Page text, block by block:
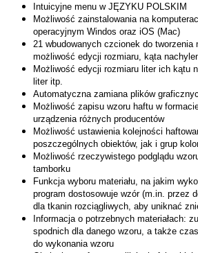
Intuicyjne menu w JĘZYKU POLSKIM
Możliwość zainstalowania na
operacyjnym Windos oraz iOS (Mac)
21 wbudowanych czcionek do tworzenia
możliwość edycji rozmiaru, kąta
Możliwość edycji rozmiaru liter ich kątu
liter itp.
Automatyczna zamiana plików
Możliwość zapisu wzoru haftu w
urządzenia różnych producentów
Możliwość ustawienia kolejności
poszczególnych obiektów, jak i grup
Możliwość rzeczywistego podglądu
tamborku
Funkcja wyboru materiału, na jakim
program dostosowuje wzór (m.in. przez
dla tkanin rozciągliwych, aby uniknać
Informacja o potrzebnych materiałach:
spodnich dla danego wzoru, a także
do wykonania wzoru